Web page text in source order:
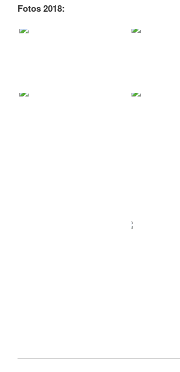
Fotos 2018: